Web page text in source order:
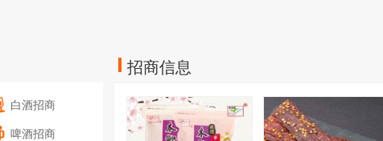
招商信息
白酒招商
啤酒招商